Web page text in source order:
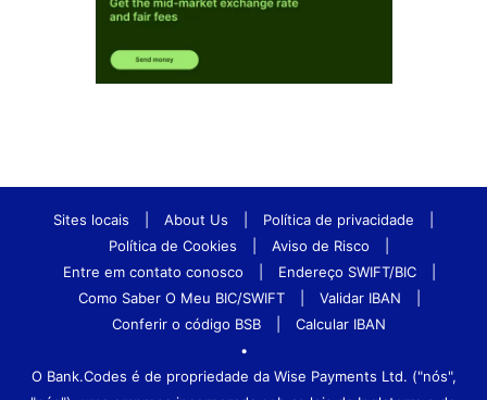
Sites locais About Us Política de privacidade
Política de Cookies
Aviso de Risco
Entre em contato conosco
Endereço SWIFT/BIC
Como Saber O Meu BIC/SWIFT
Validar IBAN
Conferir o código BSB
Calcular IBAN
•
O Bank.Codes é de propriedade da Wise Payments Ltd. ("nós",